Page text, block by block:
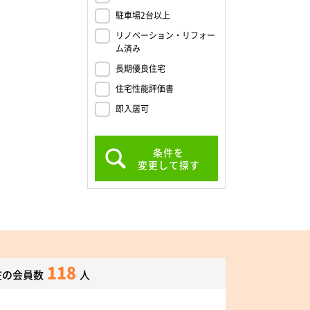
駐車場2台以上
リノベーション・リフォー
ム済み
長期優良住宅
住宅性能評価書
即入居可
条件を
変更して探す
会員数 118 人